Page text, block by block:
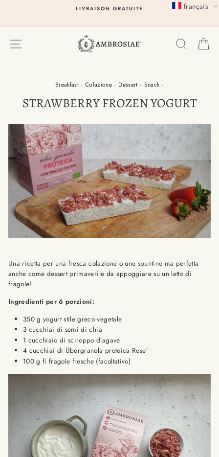
LIVRAISON GRATUITE
Breakfast ·Colazione · Dessert · Snack ·
STRAWBERRY FROZEN YOGURT
Una ricetta per una fresca colazione o uno spuntino ma perfetta
anche come dessert primaverile da appoggiare su un letto di
fragole!
Ingredienti per 6 porzioni:
350 g yogurt stile greco vegetale
3 cucchiai di semi di chia
1 cucchiaio di sciroppo d’agave
4 cucchiai di Übergranola proteica Rose´
100 g fi fragole fresche (facoltativo)
français